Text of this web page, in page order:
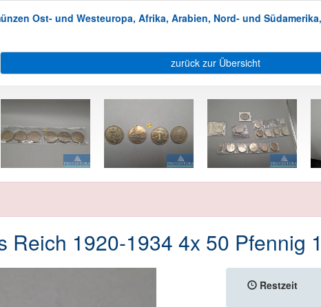
Ost- und Westeuropa, Afrika, Arabien, Nord- und
zurück zur Übersicht
Reich 1920-1934 4x 50 Pfennig
Restzeit